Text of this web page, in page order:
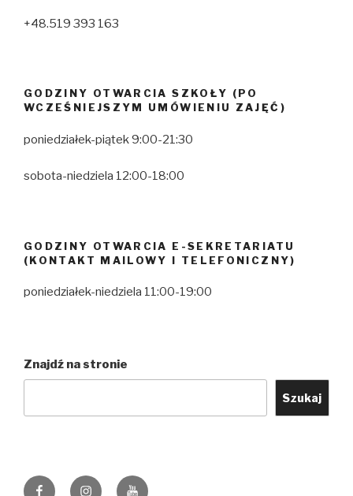
+48.519 393 163
GODZINY OTWARCIA SZKOŁY (PO
WCZEŚNIEJSZYM UMÓWIENIU ZAJĘĆ)
poniedziałek-piątek 9:00-21:30
sobota-niedziela 12:00-18:00
GODZINY OTWARCIA E-SEKRETARIATU
(KONTAKT MAILOWY I TELEFONICZNY)
poniedziałek-niedziela 11:00-19:00
Znajdź na stronie
Szukaj
FacebookInstagramYouTube